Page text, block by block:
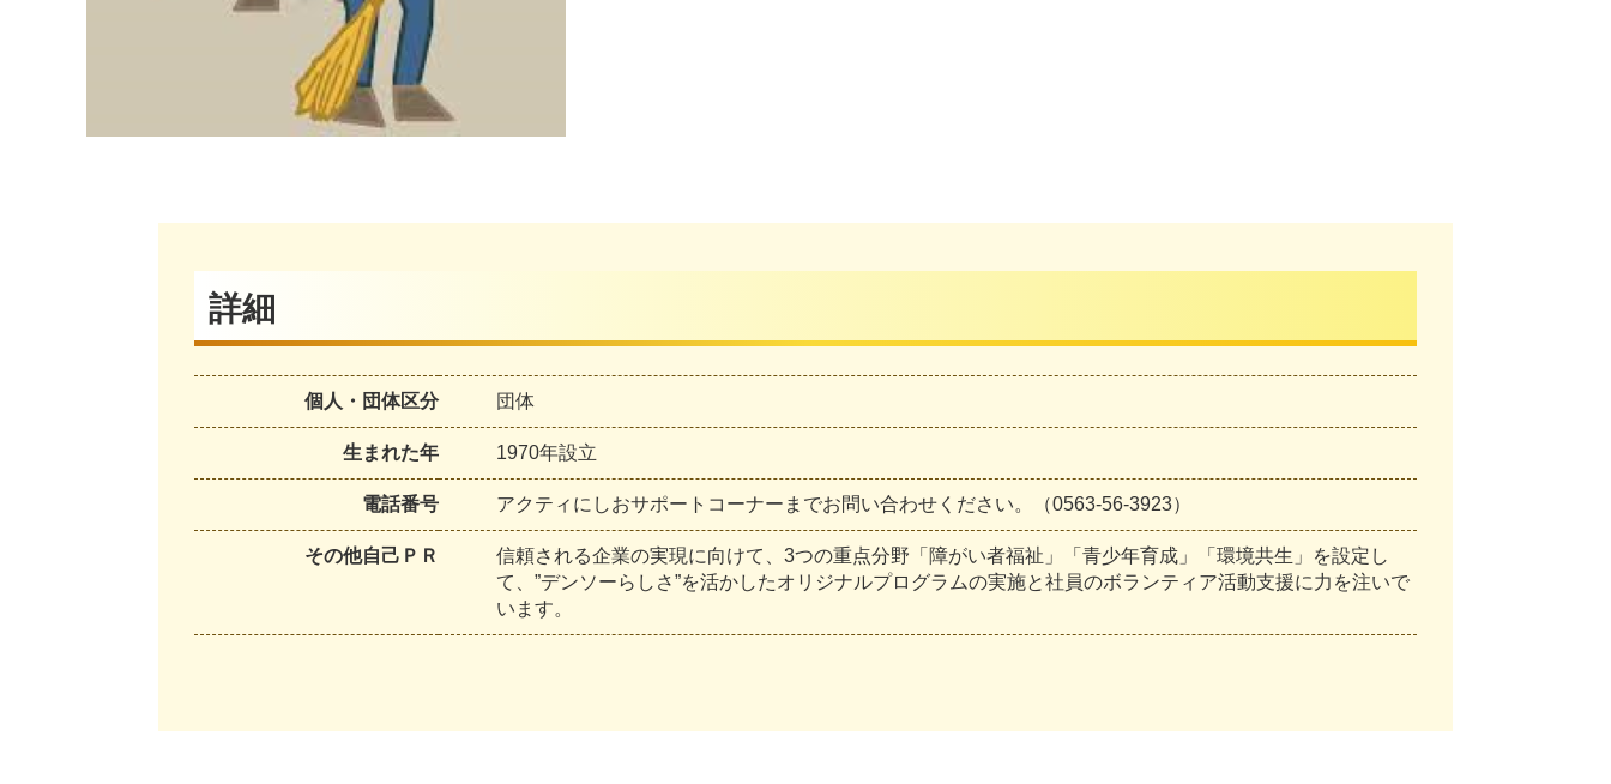
詳細
個人・団体区分 団体
生まれた年 1970年設立
電話番号 アクティにしおサポートコーナーまでお問い合わせください。（0563-56-3923）
その他自己ＰＲ
信頼される企業の実現に向けて、3つの重点分野「障がい者福祉」「青少年育成」「環境共生」を設定し
て、”デンソーらしさ”を活かしたオリジナルプログラムの実施と社員のボランティア活動支援に力を注いで
います。